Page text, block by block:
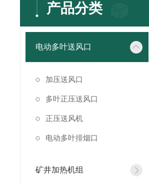
产品分类
电动多叶送风口
加压送风口
多叶正压送风口
正压送风机
电动多叶排烟口
矿井加热机组